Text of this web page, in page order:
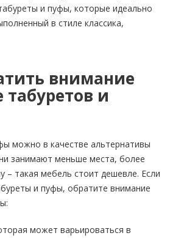
и пуфы, которые идеально
в стиле классика,
внимание
и
можно в качестве альтернативы
занимают меньше места, более
такая мебель стоит дешевле. Если
и пуфы, обратите внимание
может варьироваться в